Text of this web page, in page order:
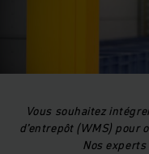
Vous souhaitez
d’entrepôt (WMS)
Nos